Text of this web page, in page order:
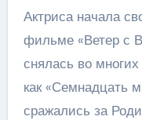
Актриса начала
фильме «Ветер с
снялась во многих
как «Семнадцать
сражались за